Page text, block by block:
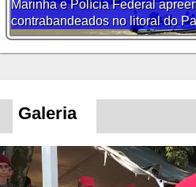
Marinha e Polícia Federal
contrabandeados no litoral do
Galeria